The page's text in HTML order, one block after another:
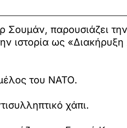
Σουμάν, παρουσιάζει
ιστορία ως
του ΝΑΤΟ.
χάπι.